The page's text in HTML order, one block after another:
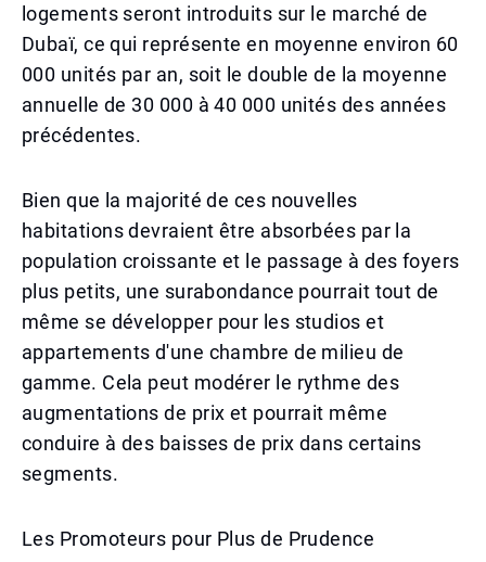
logements seront introduits sur le marché de
Dubaï, ce qui représente en moyenne environ 60
000 unités par an, soit le double de la moyenne
annuelle de 30 000 à 40 000 unités des années
précédentes.
Bien que la majorité de ces nouvelles
habitations devraient être absorbées par la
population croissante et le passage à des foyers
plus petits, une surabondance pourrait tout de
même se développer pour les studios et
appartements d'une chambre de milieu de
gamme. Cela peut modérer le rythme des
augmentations de prix et pourrait même
conduire à des baisses de prix dans certains
segments.
Les Promoteurs pour Plus de Prudence